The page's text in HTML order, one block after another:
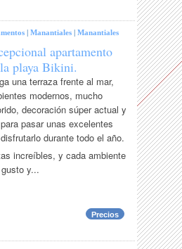
|Manantiales |Manantiales
apartamento
playa Bikini.
una terraza frente al mar,
modernos, mucho
decoración súper actual y
pasar unas excelentes
durante todo el año.
increíbles, y cada ambiente
y...
Precios